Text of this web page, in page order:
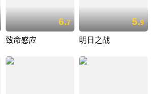
6.7
致命感应
5.9
明日之战